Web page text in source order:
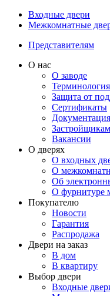
Входные двери
Межкомнатные
Представителям
О нас
О заводе
Терминология
Защита от
Сертификаты
Документация
Застройщикам
Вакансии
О дверях
О входных
О
Об
О фурнитуре
Покупателю
Новости
Гарантия
Распродажа
Двери на заказ
В дом
В квартиру
Выбор двери
Входные